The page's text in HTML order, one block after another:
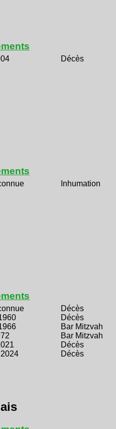
Décès
Inhumation
Décès
Décès
Bar Mitzvah
Bar Mitzvah
Décès
Décès